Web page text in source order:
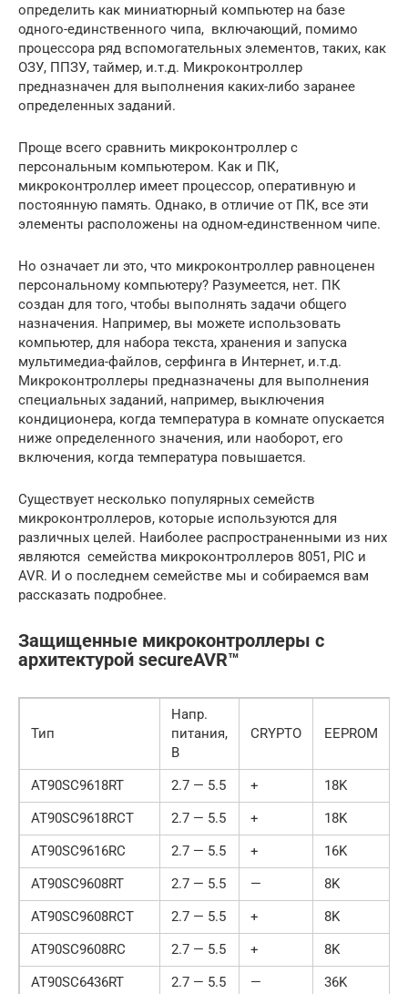
определить как миниатюрный компьютер на базе
одного-единственного чипа, включающий, помимо
процессора ряд вспомогательных элементов, таких, как
ОЗУ, ППЗУ, таймер, и.т.д. Микроконтроллер
предназначен для выполнения каких-либо заранее
определенных заданий.
Проще всего сравнить микроконтроллер с
персональным компьютером. Как и ПК,
микроконтроллер имеет процессор, оперативную и
постоянную память. Однако, в отличие от ПК, все эти
элементы расположены на одном-единственном чипе.
Но означает ли это, что микроконтроллер равноценен
персональному компьютеру? Разумеется, нет. ПК
создан для того, чтобы выполнять задачи общего
назначения. Например, вы можете использовать
компьютер, для набора текста, хранения и запуска
мультимедиа-файлов, серфинга в Интернет, и.т.д.
Микроконтроллеры предназначены для выполнения
специальных заданий, например, выключения
кондиционера, когда температура в комнате опускается
ниже определенного значения, или наоборот, его
включения, когда температура повышается.
Существует несколько популярных семейств
микроконтроллеров, которые используются для
различных целей. Наиболее распространенными из них
являются семейства микроконтроллеров 8051, PIC и
AVR. И о последнем семействе мы и собираемся вам
рассказать подробнее.
Защищенные микроконтроллеры с
архитектурой secureAVR™
Тип
Напр.
питания,
В
CRYPTO EEPROM
AT90SC9618RT 2.7 — 5.5 + 18K
AT90SC9618RCT
2.7 — 5.5 + 18K
AT90SC9616RC
2.7 — 5.5 + 16K
AT90SC9608RT
2.7 — 5.5 — 8K
AT90SC9608RCT
2.7 — 5.5 + 8K
AT90SC9608RC
2.7 — 5.5 + 8K
AT90SC6436RT
2.7 — 5.5 — 36K